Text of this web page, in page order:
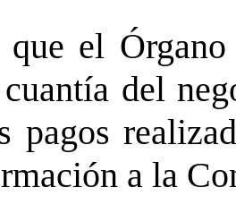
que el
del
pagos
a la